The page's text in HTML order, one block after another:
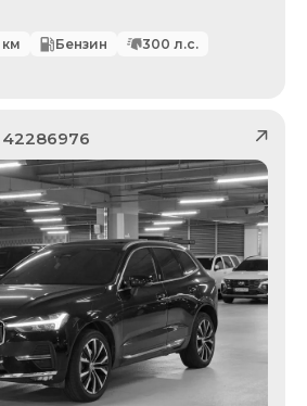
км Бензин 300 л.с.
42286976